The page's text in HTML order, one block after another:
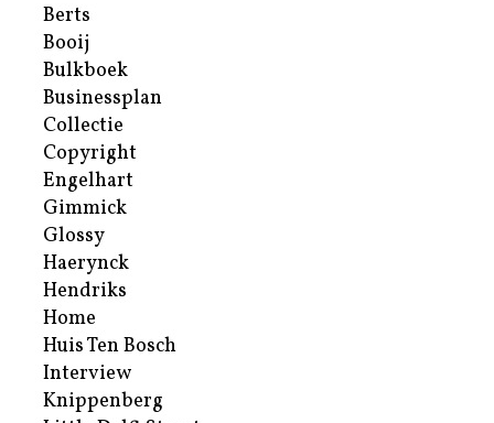
Berts
Booij
Bulkboek
Businessplan
Collectie
Copyright
Engelhart
Gimmick
Glossy
Haerynck
Hendriks
Home
Huis Ten Bosch
Interview
Knippenberg